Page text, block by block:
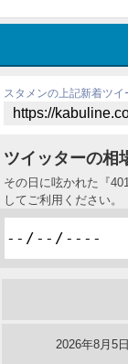
スタメンの上記新着ツ
ツイッターの相
その日に呟かれた『
してご利用ください。
2026年8月5